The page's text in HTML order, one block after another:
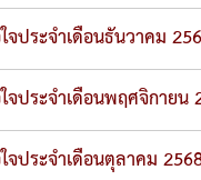
ประจำเดือนธันวาคม
ประจำเดือนพฤศจิกายน
ประจำเดือนตุลาคม